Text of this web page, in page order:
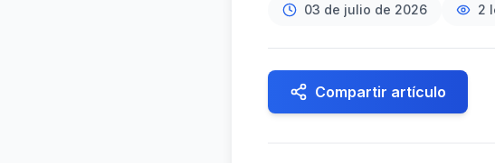
03 de julio de 2026 2
Compartir artículo